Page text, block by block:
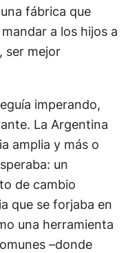
fábrica que
a los hijos a
ser mejor
imperando,
La Argentina
amplia y más o
un
de cambio
que se forjaba en
una herramienta
–donde